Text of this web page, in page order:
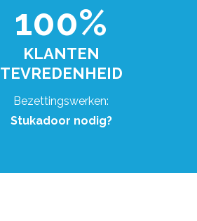
100%
KLANTEN
TEVREDENHEID
Bezettingswerken:
Stukadoor nodig?